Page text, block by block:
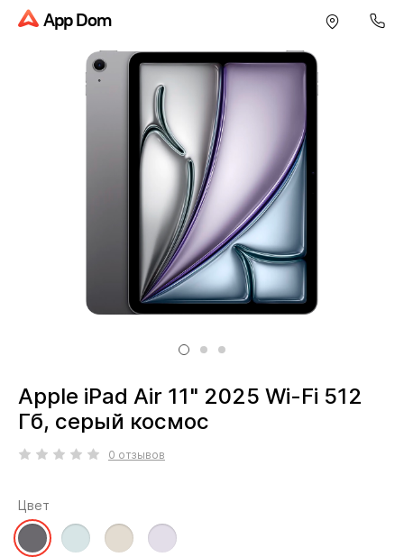
App Dom
Apple iPad Air 11" 2025 Wi-Fi 512
Гб, серый космос
0 отзывов
Цвет